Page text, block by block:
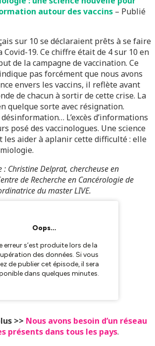
autour des vaccins – Publié
sur 10 se déclaraient prêts à se faire
Covid-19. Ce chiffre était de 4 sur 10 en
de la campagne de vaccination. Ce
pas forcément que nous avons
envers les vaccins, il reflète avant
de chacun à sortir de cette crise. La
quelque sorte avec résignation.
L’excès d’informations
posé des vaccinologues. Une science
les aider à aplanir cette difficulté : elle
: Christine Delprat, chercheuse en
de Recherche en Cancérologie de
du master LIVE.
>> Nous avons besoin d’un réseau
présents dans tous les pays.